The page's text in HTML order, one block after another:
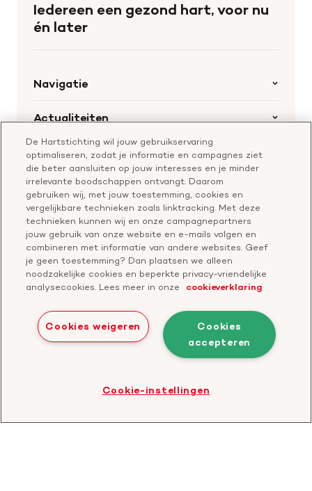
homepage
Iedereen een gezond hart, voor nu
én later
Navigatie
Samenwerking en financiering
Onze missie
Actualiteiten
Nieuws
Nieuwsbrief voor professionals
Hartstichting.nl
Publiekswebsite Hartstichting.nl
Over de Hartstichting
Jaarverslag
Contact
Contactgegevens
Doneer Cavaris
Bezoek
onze
LinkedIn
Privacyverklaring
Bezoek
De Hartstichting wil jouw gebruikservaring
optimaliseren, zodat je informatie en campagnes ziet
die beter aansluiten op jouw interesses en je minder
irrelevante boodschappen ontvangt. Daarom
gebruiken wij, met jouw toestemming, cookies en
vergelijkbare technieken zoals linktracking. Met deze
technieken kunnen wij en onze campagnepartners
jouw gebruik van onze website en e-mails volgen en
combineren met informatie van andere websites. Geef
je geen toestemming? Dan plaatsen we alleen
noodzakelijke cookies en beperkte privacy-vriendelijke
analysecookies. Lees meer in onze
cookieverklaring
Cookies
accepteren
Cookies weigeren
Cookie-instellingen